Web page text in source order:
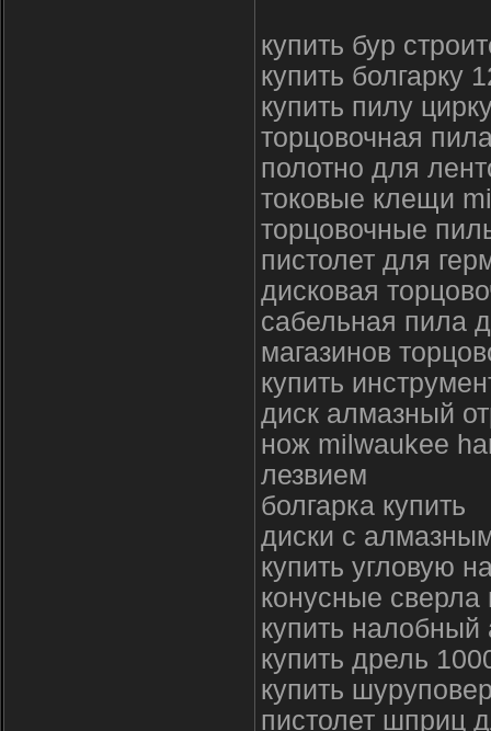
купить бур
купить болгарку
купить пилу
торцовочная
полотно для
токовые клещи
торцовочные
пистолет для
дисковая
сабельная пила
магазинов
купить
диск алмазный
нож milwaukee
лезвием
болгарка купить
диски с
купить угловую
конусные сверла
купить
купить дрель
купить
пистолет шприц